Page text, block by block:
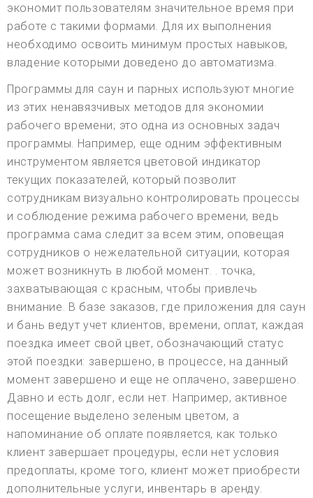
экономит пользователям значительное время при
работе с такими формами. Для их выполнения
необходимо освоить минимум простых навыков,
владение которыми доведено до автоматизма.
Программы для саун и парных используют многие
из этих ненавязчивых методов для экономии
рабочего времени; это одна из основных задач
программы. Например, еще одним эффективным
инструментом является цветовой индикатор
текущих показателей, который позволит
сотрудникам визуально контролировать процессы
и соблюдение режима рабочего времени, ведь
программа сама следит за всем этим, оповещая
сотрудников о нежелательной ситуации, которая
может возникнуть в любой момент. . точка,
захватывающая с красным, чтобы привлечь
внимание. В базе заказов, где приложения для саун
и бань ведут учет клиентов, времени, оплат, каждая
поездка имеет свой цвет, обозначающий статус
этой поездки: завершено, в процессе, на данный
момент завершено и еще не оплачено, завершено.
Давно и есть долг, если нет. Например, активное
посещение выделено зеленым цветом, а
напоминание об оплате появляется, как только
клиент завершает процедуры, если нет условия
предоплаты, кроме того, клиент может приобрести
дополнительные услуги, инвентарь в аренду.